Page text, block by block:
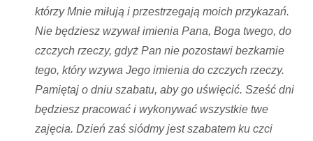
którzy Mnie miłują i przestrzegają moich przykazań.
Nie będziesz wzywał imienia Pana, Boga twego, do
czczych rzeczy, gdyż Pan nie pozostawi bezkarnie
tego, który wzywa Jego imienia do czczych rzeczy.
Pamiętaj o dniu szabatu, aby go uświęcić. Sześć dni
będziesz pracować i wykonywać wszystkie twe
zajęcia. Dzień zaś siódmy jest szabatem ku czci